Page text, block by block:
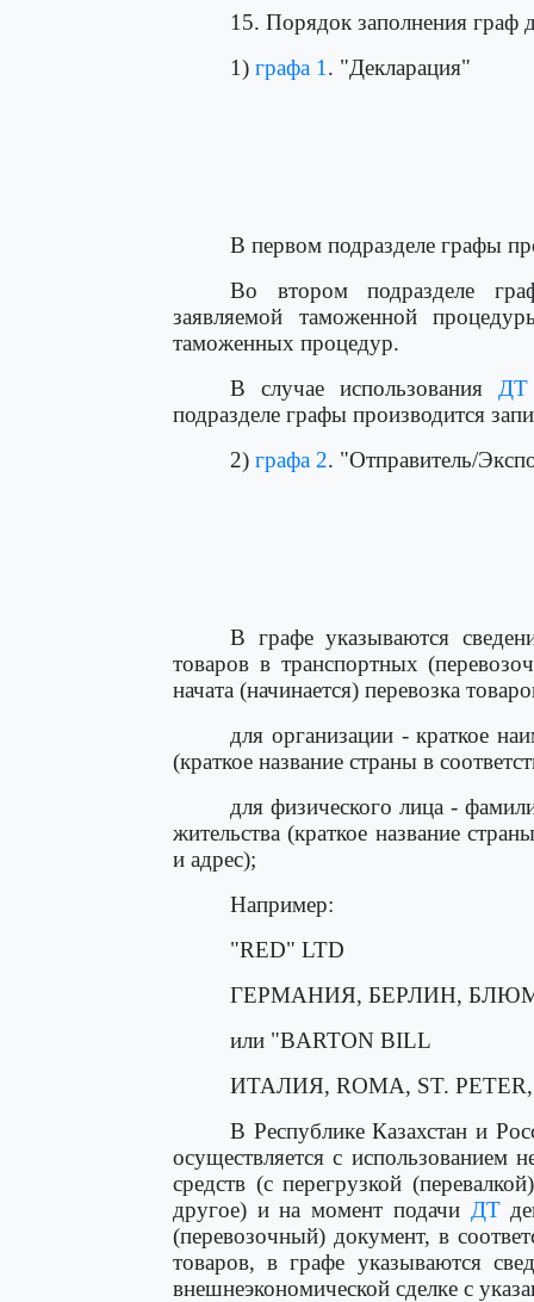
15. Порядок заполнения граф
1) графа 1 . "Декларация"
В первом подразделе графы
Во втором подразделе
заявляемой таможенной
таможенных процедур.
В случае использования ДТ
подразделе графы производится
2) графа 2. "Отправитель/
В графе указываются
товаров в транспортных
начата (начинается) перевозка
для организации - краткое
(краткое название страны в
для физического лица -
жительства (краткое название
и адрес);
Например:
"RED" LTD
ГЕРМАНИЯ, БЕРЛИН,
или "BARTON BILL
ИТАЛИЯ, ROMA, ST.
В Республике Казахстан и
осуществляется с использованием
средств (с перегрузкой
другое) и на момент подачи ДТ
(перевозочный) документ, в
товаров, в графе указываются
внешнеэкономической сделке с